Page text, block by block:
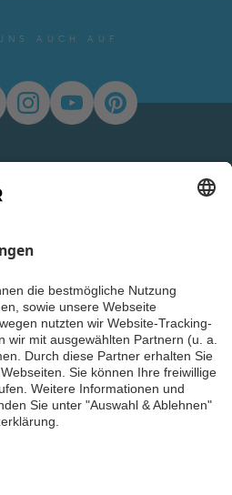
AUCH AUF
um unsere Produkte nicht